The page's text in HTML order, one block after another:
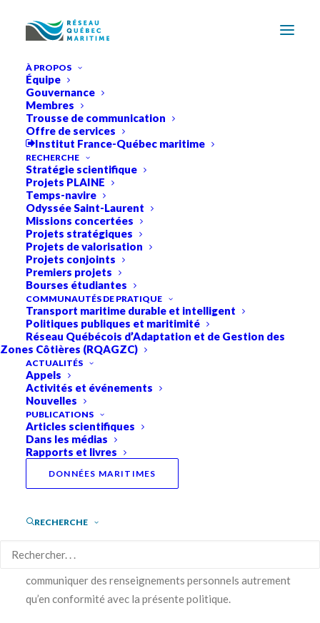
À PROPOS
Équipe
Gouvernance
Membres
Trousse de communication
Offre de services
Institut France-Québec maritime
RECHERCHE
Stratégie scientifique
Projets PLAINE
Temps-navire
Odyssée Saint-Laurent
Missions concertées
Projets stratégiques
Projets de valorisation
Projets conjoints
Premiers projets
Bourses étudiantes
COMMUNAUTÉS DE PRATIQUE
Transport maritime durable et intelligent
Politiques publiques et maritimité
Réseau Québécois d’Adaptation et de Gestion des
Zones Côtières (RQAGZC)
ACTUALITÉS
Appels
Activités et événements
Nouvelles
PUBLICATIONS
Articles scientifiques
Dans les médias
Rapports et livres
DONNÉES MARITIMES
RECHERCHE
Politique de confidentialité
RQM respecte ses clients et leur droit à la vie privée. La
politique de protection des renseignements personnels,
ici-bas, décrit les renseignements personnels et les
informations que nous pouvons recueillir auprès de
notre clientèle Web ainsi que les fins auxquelles nous les
recueillons, l’utilisation que nous en faisons et les
circonstances dans lesquelles nous pouvons les
transmettre à des tiers. La présente politique présente
aussi les choix qui s’offrent à vous concernant la
RQM s’engage à ne pas recueillir, utiliser ou
communiquer des renseignements personnels autrement
qu’en conformité avec la présente politique.